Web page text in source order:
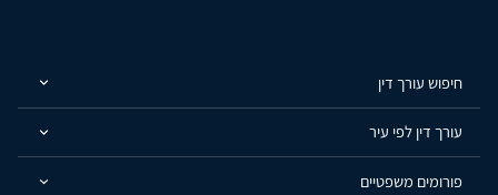
חיפוש עורך דין
עורך דין לפי עיר
פורומים משפטיים